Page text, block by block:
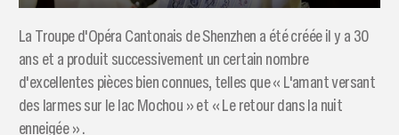
La Troupe d'Opéra Cantonais de Shenzhen a été créée il y a 30
ans et a produit successivement un certain nombre
d'excellentes pièces bien connues, telles que « L'amant versant
des larmes sur le lac Mochou » et « Le retour dans la nuit
enneigée » .